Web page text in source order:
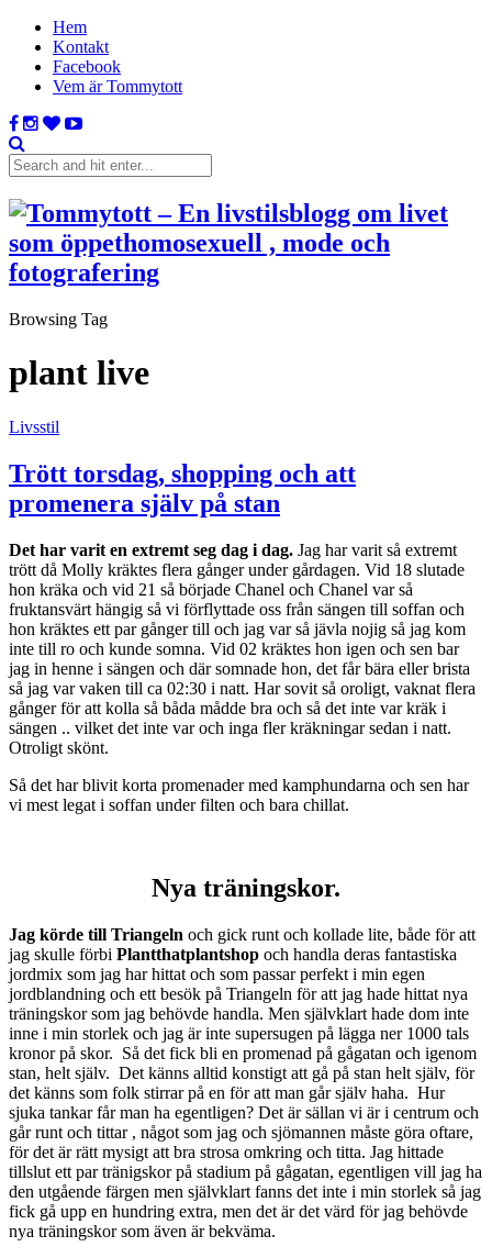
Hem
Kontakt
Facebook
Vem är Tommytott
Browsing Tag
plant live
Livsstil
Trött torsdag, shopping och att
promenera själv på stan
Det har varit en extremt seg dag i dag. Jag har varit så extremt
trött då Molly kräktes flera gånger under gårdagen. Vid 18 slutade
hon kräka och vid 21 så började Chanel och Chanel var så
fruktansvärt hängig så vi förflyttade oss från sängen till soffan och
hon kräktes ett par gånger till och jag var så jävla nojig så jag kom
inte till ro och kunde somna. Vid 02 kräktes hon igen och sen bar
jag in henne i sängen och där somnade hon, det får bära eller brista
så jag var vaken till ca 02:30 i natt. Har sovit så oroligt, vaknat flera
gånger för att kolla så båda mådde bra och så det inte var kräk i
sängen .. vilket det inte var och inga fler kräkningar sedan i natt.
Otroligt skönt.
Så det har blivit korta promenader med kamphundarna och sen har
vi mest legat i soffan under filten och bara chillat.
Nya träningskor.
Jag körde till Triangeln och gick runt och kollade lite, både för att
jag skulle förbi Plantthatplantshop och handla deras fantastiska
jordmix som jag har hittat och som passar perfekt i min egen
jordblandning och ett besök på Triangeln för att jag hade hittat nya
träningskor som jag behövde handla. Men självklart hade dom inte
inne i min storlek och jag är inte supersugen på lägga ner 1000 tals
kronor på skor. Så det fick bli en promenad på gågatan och igenom
stan, helt själv. Det känns alltid konstigt att gå på stan helt själv, för
det känns som folk stirrar på en för att man går själv haha. Hur
sjuka tankar får man ha egentligen? Det är sällan vi är i centrum och
går runt och tittar , något som jag och sjömannen måste göra oftare,
för det är rätt mysigt att bra strosa omkring och titta. Jag hittade
tillslut ett par tränigskor på stadium på gågatan, egentligen vill jag ha
den utgående färgen men självklart fanns det inte i min storlek så jag
fick gå upp en hundring extra, men det är det värd för jag behövde
nya träningskor som även är bekväma.